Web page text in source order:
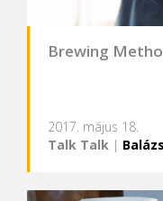
Brewing
2017. május 18.
Talk Talk |